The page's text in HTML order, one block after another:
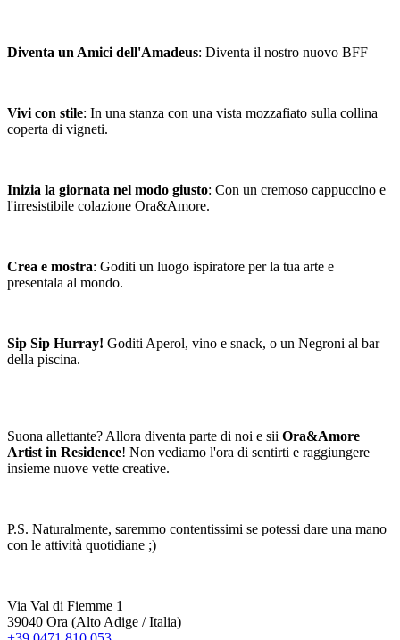
Diventa un Amici dell'Amadeus: Diventa il nostro nuovo BFF
Vivi con stile: In una stanza con una vista mozzafiato sulla collina
coperta di vigneti.
Inizia la giornata nel modo giusto: Con un cremoso cappuccino e
l'irresistibile colazione Ora&Amore.
Crea e mostra: Goditi un luogo ispiratore per la tua arte e
presentala al mondo.
Sip Sip Hurray! Goditi Aperol, vino e snack, o un Negroni al bar
della piscina.
Suona allettante? Allora diventa parte di noi e sii Ora&Amore
Artist in Residence! Non vediamo l'ora di sentirti e raggiungere
insieme nuove vette creative.
P.S. Naturalmente, saremmo contentissimi se potessi dare una mano
con le attività quotidiane ;)
Via Val di Fiemme 1
39040 Ora (Alto Adige / Italia)